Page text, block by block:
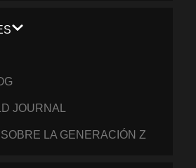
JOURNAL
LA GENERACIÓN Z